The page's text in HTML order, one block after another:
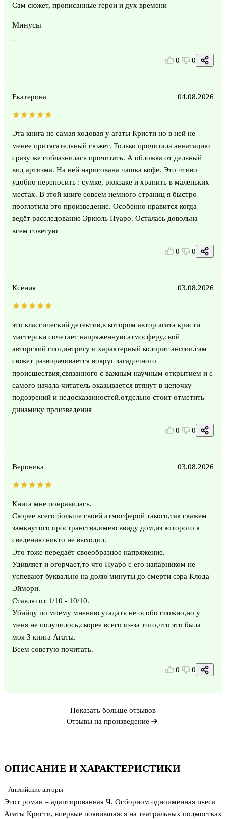
ОПИСАНИЕ И ХАРАКТЕРИСТИКИ
Английские авторы
Этот роман – адаптированная Ч. Осборном одноименная пьеса
Агаты Кристи, впервые появившаяся на театральных подмостках
Сам сюжет, прописанные герои и дух времени
Минусы
-
0 0
Екатерина 04.08.2026
Эта книга не самая ходовая у агаты Кристи но в ней не
менее притягательный сюжет. Только прочитала аннатацию
сразу же соблазнилась прочитать. А обложка от дельный
вид артизма. На ней нарисована чашка кофе. Это чтиво
удобно переносить : сумке, рюкзаке и хранить в маленьких
местах. В этой книге совсем немного страниц я быстро
проглотила это произведение. Особенно нравится когда
ведёт расследование Эркюль Пуаро. Осталась довольна
всем советую
0 0
Ксения 03.08.2026
это классический детектив,в котором автор агата кристи
мастерски сочетает напряженную атмосферу,свой
авторский слог,интригу и характерный колорит англии.сам
сюжет разворачивается вокруг загадочного
происшествия,связанного с важным научным открытием и с
самого начала читатель оказывается втянут в цепочку
подозрений и недосказанностей.отдельно стоит отметить
динамику произведения
0 0
Вероника 03.08.2026
Книга мне понравилась.
Скорее всего больше своей атмосферой такого,так скажем
замкнутого пространства,имею ввиду дом,из которого к
сведению никто не выходил.
Это тоже передаёт своеобразное напряжение.
Удивляет и огорчает,то что Пуаро с его напарником не
успевают буквально на долю минуты до смерти сэра Клода
Эймори.
Ставлю от 1/10 - 10/10.
Убийцу по моему мнению угадать не особо сложно,но у
меня не получилось,скорее всего из-за того,что это была
моя 3 книга Агаты.
Всем советую почитать.
0 0
Показать больше отзывов
Отзывы на произведение